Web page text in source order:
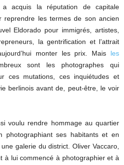
a acquis la réputation de capitale
reprendre les termes de son ancien
Eldorado pour immigrés, artistes,
la gentrification et l’attrait
monter les prix. Mais les
sont les photographes qui
ces mutations, ces inquiétudes et
berlinois avant de, peut-être, le voir
voulu rendre hommage au quartier
photographiant ses habitants et en
galerie du district. Oliver Vaccaro,
à lui commencé à photographier et à